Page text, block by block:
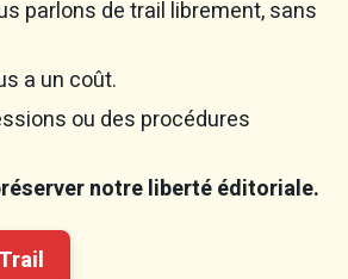
parlons de trail librement, sans
a un coût.
ou des procédures
notre liberté éditoriale.